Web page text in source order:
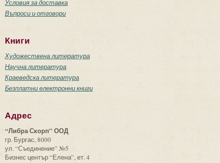
Условия за доставка
Въпроси и отговори
Книги
Художествена литература
Научна литература
Краеведска литература
Безплатни електронни книги
Адрес
“Либра Скорп” ООД
гр. Бургас, 8000
ул. “Съединение” №5
Бизнес център “Елена”, ет. 4